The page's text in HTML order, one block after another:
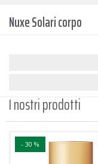
Nuxe Solari corpo
I nostri prodotti
- 30 %